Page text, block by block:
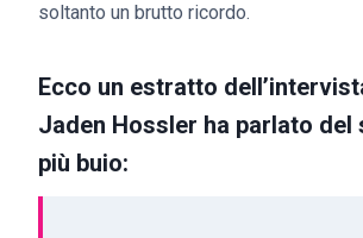
soltanto un brutto ricordo.
Ecco un estratto
Jaden Hossler ha parlato del
più buio: